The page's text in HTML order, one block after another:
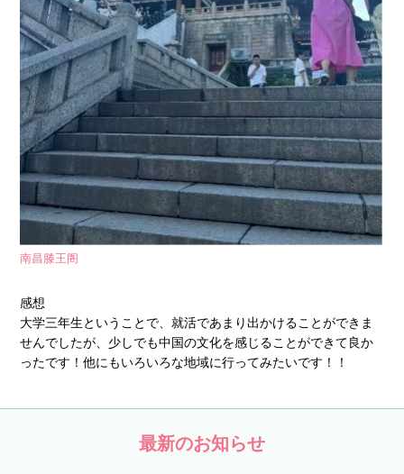
南昌滕王阁
感想
大学三年生ということで、就活であまり出かけることができま
せんでしたが、少しでも中国の文化を感じることができて良か
ったです！他にもいろいろな地域に行ってみたいです！！
最新のお知らせ